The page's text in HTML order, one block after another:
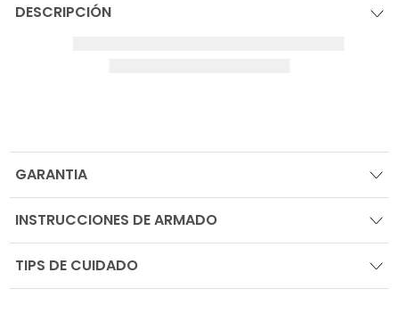
DESCRIPCIÓN
GARANTIA
INSTRUCCIONES DE ARMADO
TIPS DE CUIDADO